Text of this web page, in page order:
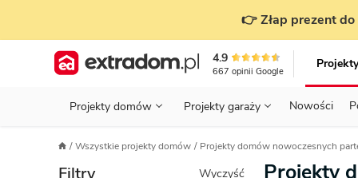
👉 Złap prezent
4.9
667 opinii Google
Projekty domów Projekty garaży Nowości
Projekty domów Projekty garaży
Parterowe Piętrowe do 70 m²
KONDYGNACJE STANOWISKA
TYP
PRZED BUDOWĄ - ETAP 1
WYBIERAM PROJEKT - ETAP 2
Wszystkie projekty domów Projekty domów nowoczesnych
Filtry Wyczyść Projekty